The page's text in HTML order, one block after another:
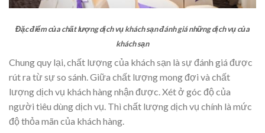
Đặc điểm của chất lượng dịch vụ khách sạn đánh giá những dịch vụ của
khách sạn
Chung quy lại, chất lượng của khách sạn là sự đánh giá được
rút ra từ sự so sánh. Giữa chất lượng mong đợi và chất
lượng dịch vụ khách hàng nhận được. Xét ở góc độ của
người tiêu dùng dịch vụ. Thì chất lượng dịch vụ chính là mức
độ thỏa mãn của khách hàng.